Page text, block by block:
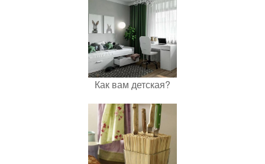
Как вам детская?